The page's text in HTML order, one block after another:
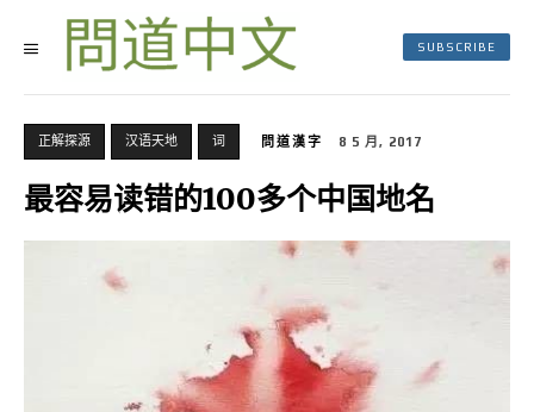
SUBSCRIBE
正解探源 汉语天地 词 問道漢字 8 5 月, 2017
最容易读错的100多个中国地名